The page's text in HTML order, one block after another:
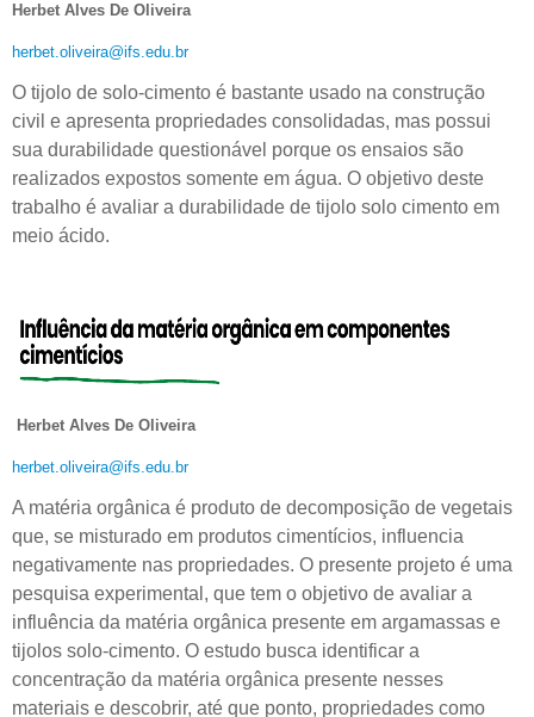
Herbet Alves De Oliveira
herbet.oliveira@ifs.edu.br
O tijolo de solo-cimento é bastante usado na construção
civil e apresenta propriedades consolidadas, mas possui
sua durabilidade questionável porque os ensaios são
realizados expostos somente em água. O objetivo deste
trabalho é avaliar a durabilidade de tijolo solo cimento em
meio ácido.
Herbet Alves De Oliveira
herbet.oliveira@ifs.edu.br
A matéria orgânica é produto de decomposição de vegetais
que, se misturado em produtos cimentícios, influencia
negativamente nas propriedades. O presente projeto é uma
pesquisa experimental, que tem o objetivo de avaliar a
influência da matéria orgânica presente em argamassas e
tijolos solo-cimento. O estudo busca identificar a
concentração da matéria orgânica presente nesses
materiais e descobrir, até que ponto, propriedades como